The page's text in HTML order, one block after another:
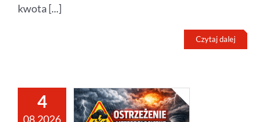
kwota [...]
Czytaj dalej
4
08.2026